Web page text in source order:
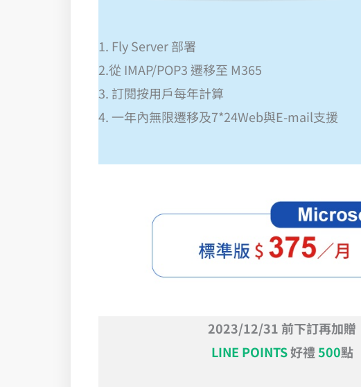
1. Fly Server 部署
2.從 IMAP/POP3 遷移至 M365
3. 訂閱按用戶每年計算
4. 一年內無限遷移及7*24Web與E-mail支援
2023/12/31 前下訂再加贈
LINE POINTS好禮500點